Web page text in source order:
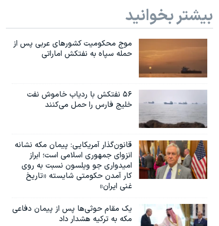
بیشتر بخوانید
موج محکومیت کشورهای عربی پس از
حمله سپاه به نفتکش اماراتی
۵۶ نفتکش با ردیاب خاموش نفت
خلیج فارس را حمل می‌کنند
قانون‌گذار آمریکایی: پیمان مکه نشانه
انزوای جمهوری اسلامی است؛ ابراز
امیدواری جو ویلسون نسبت به روی
کار آمدن حکومتی شایسته «تاریخ
غنی ایران»
یک مقام حوثی‌ها پس از پیمان دفاعی
مکه به ترکیه هشدار داد